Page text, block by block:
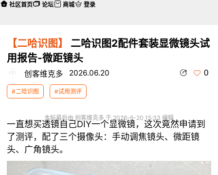
【二哈识图】
二哈识图2配件套装显微镜头试
用报告-微距镜头
创客维克多 2026.06.20 0
#二哈识图 #试用测评
本帖最后由 创客维克多 于 2026-6-20 15:33 编辑
一直想买透镜自己DIY一个显微镜，这次竟然申请到
了测评，配了三个摄像头：手动调焦镜头、微距镜
头、广角镜头。
社区首页 论坛 商城 登录